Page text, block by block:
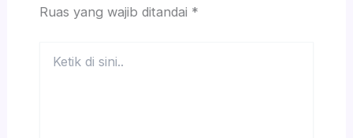
Ruas yang wajib ditandai *